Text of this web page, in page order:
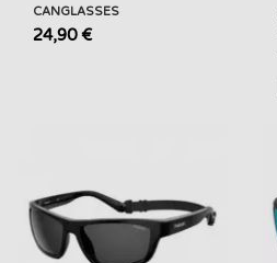
CANGLASSES
24,90 €